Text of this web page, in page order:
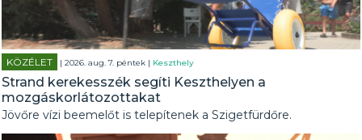
KÖZÉLET | 2026. aug. 7. péntek | Keszthely
Strand kerekesszék segíti Keszthelyen a
mozgáskorlátozottakat
Jövőre vízi beemelőt is telepítenek a Szigetfürdőre.